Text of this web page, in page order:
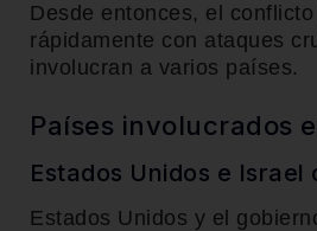
Desde entonces, el
rápidamente con ataques
involucran a varios países.
Países involucrados
Estados Unidos e Israel
Estados Unidos y el